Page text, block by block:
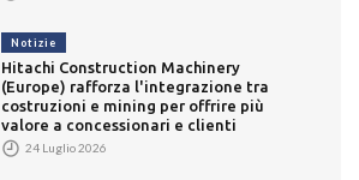
Notizie
Hitachi Construction Machinery
(Europe) rafforza l'integrazione tra
costruzioni e mining per offrire più
valore a concessionari e clienti
24 Luglio 2026